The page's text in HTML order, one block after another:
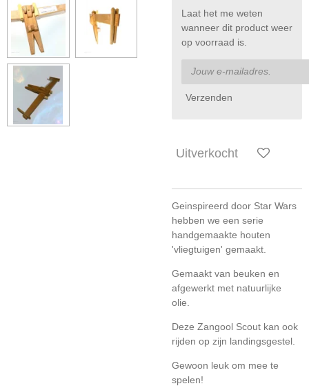
Laat het me weten
wanneer dit product weer
op voorraad is.
Verzenden
Uitverkocht
Geinspireerd door Star Wars
hebben we een serie
handgemaakte houten
'vliegtuigen' gemaakt.
Gemaakt van beuken en
afgewerkt met natuurlijke
olie.
Deze Zangool Scout kan ook
rijden op zijn landingsgestel.
Gewoon leuk om mee te
spelen!